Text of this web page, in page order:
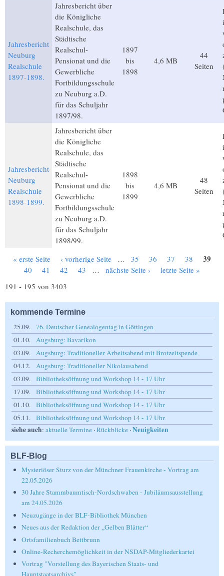
Jahresbericht
Neuburg
Realschule
1897-1898.
Jahresbericht über
die Königliche
Realschule, das
Städtische
Realschul-
Pensionat und die
Gewerbliche
Fortbildungsschule
zu Neuburg a.D.
für das Schuljahr
1897/98.
1897
bis
1898
4,6 MB
44
Seiten
Jahresbericht
Neuburg
Realschule
1898-1899.
Jahresbericht über
die Königliche
Realschule, das
Städtische
Realschul-
Pensionat und die
Gewerbliche
Fortbildungsschule
zu Neuburg a.D.
für das Schuljahr
1898/99.
1898
bis
1899
4,6 MB
48
Seiten
Seiten
« erste Seite ‹ vorherige Seite … 35 36 37 38 39
40 41 42 43 … nächste Seite ›
letzte Seite »
191 - 195 von 3403
kommende Termine
25.09.
76. Deutscher Genealogentag in Göttingen
01.10.
Augsburg: Bavarikon
03.09.
Augsburg: Traditioneller Arbeitsabend mit Brotzeitspende
04.12.
Augsburg: Traditioneller Nikolausabend
03.09.
Bibliotheksöffnung und Workshop 14 - 17 Uhr
17.09.
Bibliotheksöffnung und Workshop 14 - 17 Uhr
01.10.
Bibliotheksöffnung und Workshop 14 - 17 Uhr
05.11.
Bibliotheksöffnung und Workshop 14 - 17 Uhr
siehe auch: aktuelle Termine ·Rückblicke ·Neuigkeiten
BLF-Blog
Mysteriöser Sturz von der Münchner Frauenkirche - Vortrag am
22.05.2026
30 Jahre Stammbaumtisch-Nordschwaben - Jubiläumsausstellung
am 24.05.2026
Neuzugänge in der BLF-Bibliothek München
Neues aus der Redaktion der „Gelben Blätter“
Ortsfamilienbuch Bettbrunn
Online-Recherchemöglichkeit in der NSDAP-Mitgliederkartei
Vortrag "Vorstellung des Bayerischen Staats- und
Hauptstaatsarchivs"